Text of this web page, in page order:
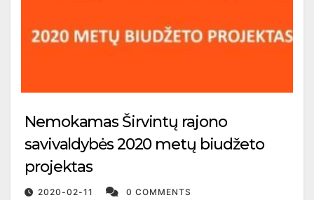
Nemokamas Širvintų rajono
savivaldybės 2020 metų biudžeto
projektas
2020-02-11 0 COMMENTS